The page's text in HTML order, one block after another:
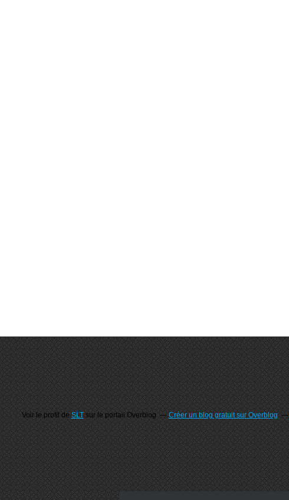
Voir le profil deSLTsur le portail Overblog Créer un blog gratuit sur Overblog